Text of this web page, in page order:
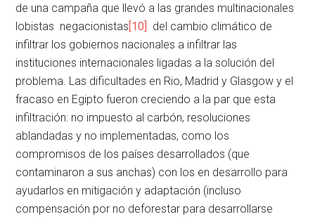
de una campaña que llevó a las grandes multinacionales
lobistas negacionistas[10] del cambio climático de
infiltrar los gobiernos nacionales a infiltrar las
instituciones internacionales ligadas a la solución del
problema. Las dificultades en Rio, Madrid y Glasgow y el
fracaso en Egipto fueron creciendo a la par que esta
infiltración: no impuesto al carbón, resoluciones
ablandadas y no implementadas, como los
compromisos de los países desarrollados (que
contaminaron a sus anchas) con los en desarrollo para
ayudarlos en mitigación y adaptación (incluso
compensación por no deforestar para desarrollarse